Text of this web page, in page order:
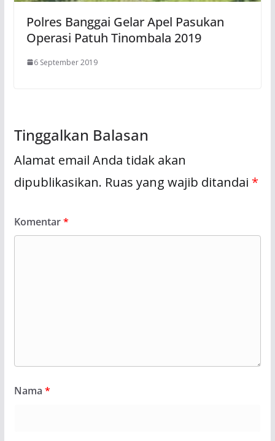
Polres Banggai Gelar Apel Pasukan
Operasi Patuh Tinombala 2019
6 September 2019
Tinggalkan Balasan
Alamat email Anda tidak akan
dipublikasikan. Ruas yang wajib ditandai *
Komentar*
Nama *